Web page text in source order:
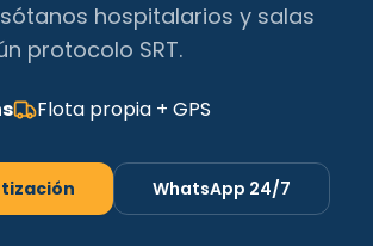
hospitalarios y salas
protocolo SRT.
Flota propia + GPS
WhatsApp 24/7